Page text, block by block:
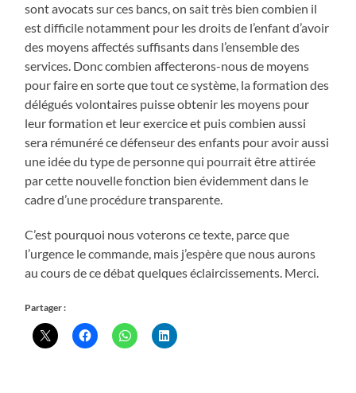
sont avocats sur ces bancs, on sait très bien combien il
est difficile notamment pour les droits de l’enfant d’avoir
des moyens affectés suffisants dans l’ensemble des
services. Donc combien affecterons-nous de moyens
pour faire en sorte que tout ce système, la formation des
délégués volontaires puisse obtenir les moyens pour
leur formation et leur exercice et puis combien aussi
sera rémunéré ce défenseur des enfants pour avoir aussi
une idée du type de personne qui pourrait être attirée
par cette nouvelle fonction bien évidemment dans le
cadre d’une procédure transparente.
C’est pourquoi nous voterons ce texte, parce que
l’urgence le commande, mais j’espère que nous aurons
au cours de ce débat quelques éclaircissements. Merci.
Partager :